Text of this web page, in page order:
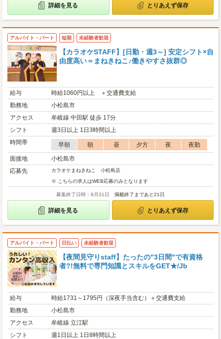
詳細を見る とりあえず保存
アルバイト・パート 短期 未経験者歓迎
【カラオケSTAFF】[日勤・週3～] 安定シフト×自
由度高い＝まねきねこ♪働きやすさ抜群◎
給与
時給1060円以上 ＋交通費支給
勤務地
小松島市
アクセス
牟岐線 中田駅 徒歩 17分
シフト
週3日以上 1日3時間以上
時間帯
早朝 朝 昼 夕方 夜
夜勤
面接地
小松島市
応募先
カラオケまねきねこ 小松島店
※ こちらの求人はWEB応募のみとなります
募集終了日時：8月31日 掲載終了まであと21日
詳細を見る とりあえず保存
アルバイト・パート 日払い 未経験者歓迎
【夜間見守りstaff】たったの"3日間"で有資格
者?!無料で専門知識とスキルをGET★/Jb
給与
時給1731～1795円（深夜手当含む）＋交通費支給
勤務地
小松島市
アクセス
牟岐線 立江駅
シフト
週1日以上 1日8時間以上